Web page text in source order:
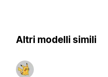
Altri modelli simili